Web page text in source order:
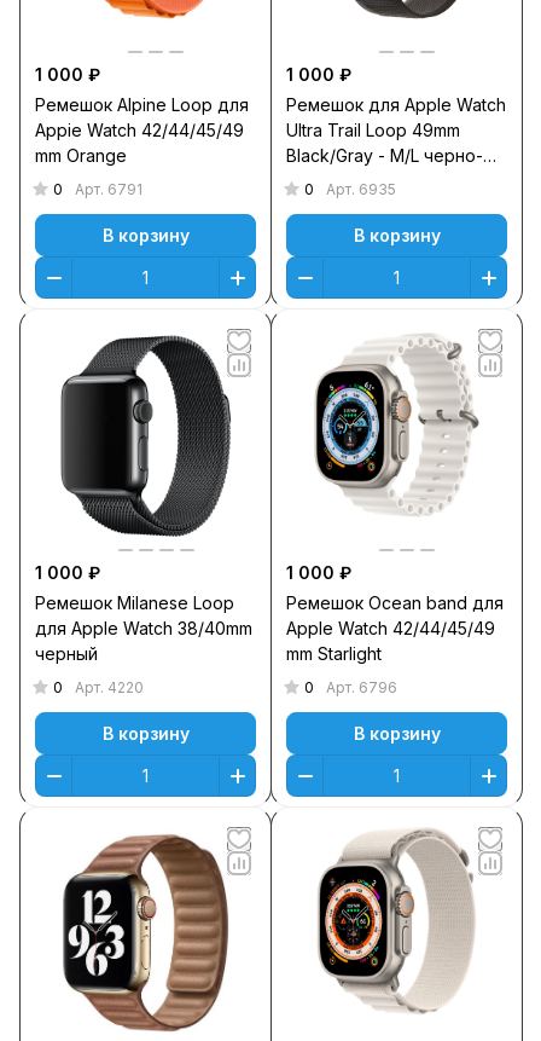
1 000 ₽
Ремешок Alpine Loop для
Appie Watch 42/44/45/49
mm Orange
0 Арт. 6791
В корзину
1 000 ₽
Ремешок для Apple Watch
Ultra Trail Loop 49mm
Black/Gray - M/L черно-
серый
0 Арт. 6935
В корзину
1 000 ₽
Ремешок Milanese Loop
для Apple Watch 38/40mm
черный
0 Арт. 4220
В корзину
1 000 ₽
Ремешок Оcean band для
Apple Watch 42/44/45/49
mm Starlight
0 Арт. 6796
В корзину